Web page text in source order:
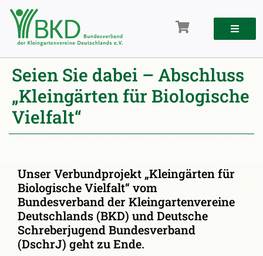
Zum
Inhalt
springen
Seien Sie dabei – Abschluss
„Kleingärten für Biologische
Vielfalt“
Unser Verbundprojekt „Kleingärten für
Biologische Vielfalt“ vom
Bundesverband der Kleingartenvereine
Deutschlands (BKD) und Deutsche
Schreberjugend Bundesverband
(DschrJ) geht zu Ende.